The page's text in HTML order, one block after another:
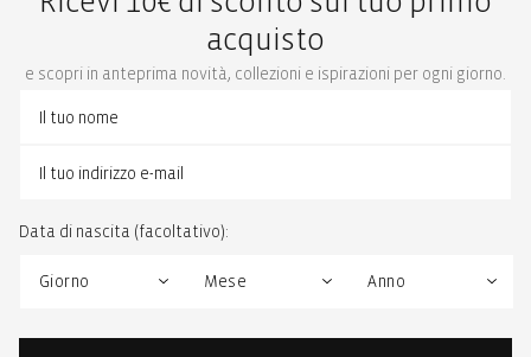
acquisto
e scopri in anteprima novità, collezioni e ispirazioni per ogni giorno.
Data di nascita (facoltativo):